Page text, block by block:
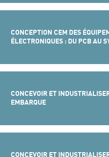
CONCEPTION CEM DES
ÉLECTRONIQUES : DU PCB AU
CONCEVOIR ET
EMBARQUE
CONCEVOIR ET